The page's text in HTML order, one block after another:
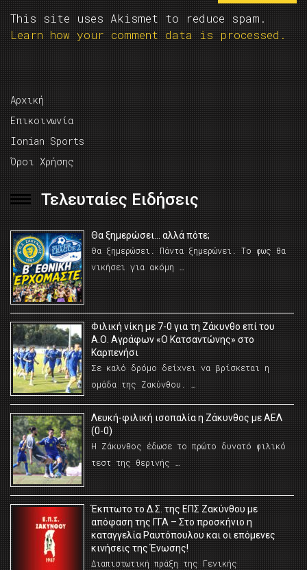
This site uses Akismet to reduce spam.
Learn how your comment data is processed.
Αρχική
Επικοινωνία
Ionian Sports
Όροι Χρήσης
Τελευταίες Ειδήσεις
Θα ξημερώσει… αλλά πότε;
Θα ξημερώσει. Πάντα ξημερώνει. Το φως θα
νικήσει για ακόμη …
Φιλική νίκη με 7-0 για τη Ζάκυνθο επί του
Α.Ο. Αγράφων «Ο Κατσαντώνης» στο
Καρπενήσι
Σε καλό δρόμο δείχνει να βρίσκεται η
ομάδα της Ζακύνθου. …
Λευκή-φιλική ισοπαλία η Ζάκυνθος με ΑΕΛ
(0-0)
Η Ζάκυνθος έδωσε το πρώτο δυνατό φιλικό
τεστ της θερινής …
Έκπτωτο το Δ.Σ. της ΕΠΣ Ζακύνθου με
απόφαση της ΓΓΑ – Στο προσκήνιο η
καταγγελία Ραυτόπουλου και οι επόμενες
κινήσεις της Ένωσης!
Διαπιστωτική πράξη της Γενικής